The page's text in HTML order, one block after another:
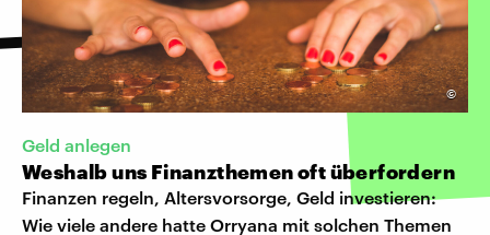
©
Geld anlegen
Weshalb uns Finanzthemen oft überfordern
Finanzen regeln, Altersvorsorge, Geld investieren:
Wie viele andere hatte Orryana mit solchen Themen